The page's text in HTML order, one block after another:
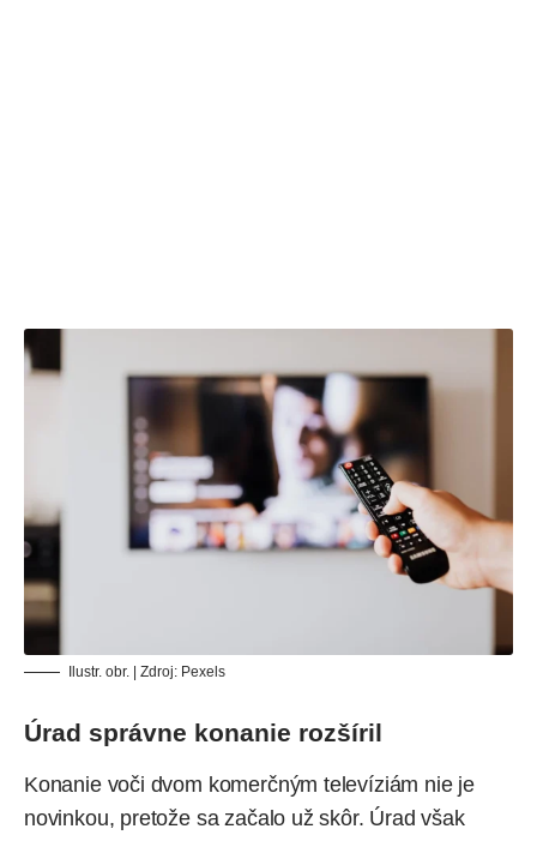
Ilustr. obr. | Zdroj: Pexels
Úrad správne konanie rozšíril
Konanie voči dvom komerčným televíziám nie je
novinkou, pretože sa začalo už skôr. Úrad však